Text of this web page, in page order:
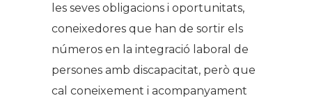
les seves obligacions i oportunitats,
coneixedores que han de sortir els
números en la integració laboral de
persones amb discapacitat, però que
cal coneixement i acompanyament